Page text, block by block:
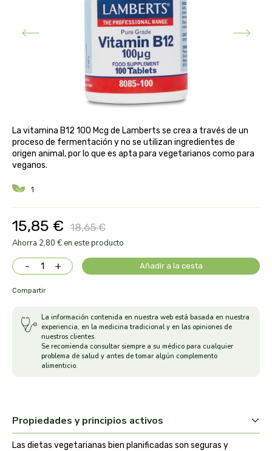
La vitamina B12 100 Mcg de Lamberts se crea a través de un
proceso de fermentación y no se utilizan ingredientes de
origen animal, por lo que es apta para vegetarianos como para
veganos.
1
15,85 € 18,65 €
Ahorra 2,80 € en este producto
- + Añadir a la cesta
Compartir
La información contenida en nuestra web está basada en nuestra
experiencia, en la medicina tradicional y en las opiniones de
nuestros clientes.
Se recomienda consultar siempre a su médico para cualquier
problema de salud y antes de tomar algún complemento
alimenticio.
Propiedades y principios activos
Las dietas vegetarianas bien planificadas son seguras y
antiox y nutricosmética
hormonal y salud sexual
vías urinarias y próstata
vista y oídos
protección solar y mosquitos
diy cremas caseras
conservas, patés y sopas
aloe pura laboratorios
alta pasticceria italiana
alter nativa 3
amapola
ana maria lajusticia
armonia
arnidol
arrasate
artemis
arteoliva